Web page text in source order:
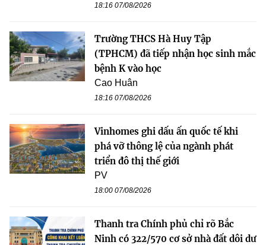
18:16 07/08/2026
Trường THCS Hà Huy Tập
(TPHCM) đã tiếp nhận học sinh mắc
bệnh K vào học
Cao Huân
18:16 07/08/2026
Vinhomes ghi dấu ấn quốc tế khi
phá vỡ thông lệ của ngành phát
triển đô thị thế giới
PV
18:00 07/08/2026
Thanh tra Chính phủ chỉ rõ Bắc
Ninh có 322/570 cơ sở nhà đất dôi dư